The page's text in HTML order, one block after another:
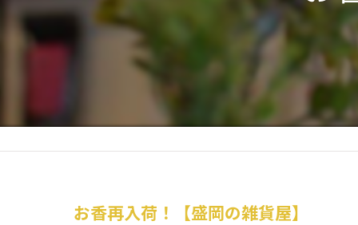
お香再入荷！【盛岡の雑貨屋】